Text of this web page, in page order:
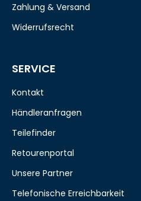
Zahlung & Versand
Widerrufsrecht
SERVICE
Kontakt
Händleranfragen
Teilefinder
Retourenportal
Unsere Partner
Telefonische Erreichbarkeit